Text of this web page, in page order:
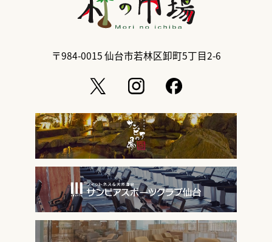
〒984-0015仙台市若林区卸町5丁目2-6